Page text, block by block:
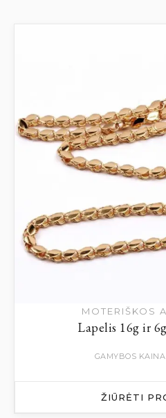
MOTERIŠKOS
Lapelis 16g ir
GAMYBOS KAINA
ŽIŪRĖTI